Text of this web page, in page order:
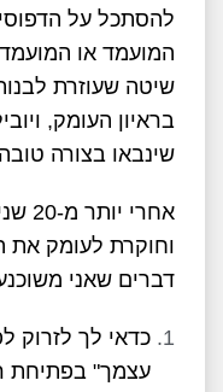
להסתכל על
המועמד או
שיטה שעוזרת
בראיון העומק,
שינבאו בצורה
וחוקרת לעומק את
דברים שאני
כדאי לך לזרוק
עצמך" בפתיחת